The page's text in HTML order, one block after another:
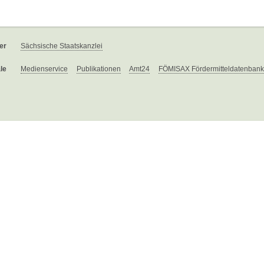
Sächsische Staatskanzlei
Medienservice Publikationen Amt24 FÖMISAX Fördermitteldatenbank